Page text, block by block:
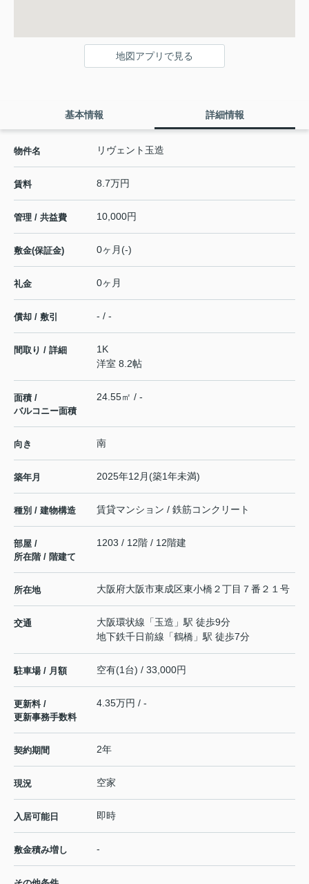
地図アプリで見る
基本情報 詳細情報
物件名 リヴェント玉造
賃料 8.7万円
管理 / 共益費 10,000円
敷金(保証金) 0ヶ月(-)
礼金 0ヶ月
償却 / 敷引 - / -
間取り / 詳細
1K
洋室 8.2帖
面積 /
バルコニー面積
24.55㎡ / -
向き 南
築年月 2025年12月(築1年未満)
種別 / 建物構造 賃貸マンション / 鉄筋コンクリート
部屋 /
所在階 / 階建て
1203 / 12階 / 12階建
所在地 大阪府大阪市東成区東小橋２丁目７番２１号
交通 大阪環状線 「玉造 」駅 徒歩9分
地下鉄千日前線 「鶴橋 」駅 徒歩7分
駐車場 / 月額 空有(1台) / 33,000円
更新料 /
更新事務手数料
4.35万円 / -
契約期間 2年
現況 空家
入居可能日 即時
敷金積み増し -